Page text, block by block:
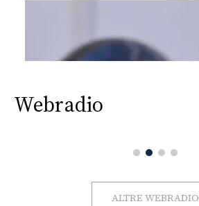
Webradio
ALTRE WEBRADIO